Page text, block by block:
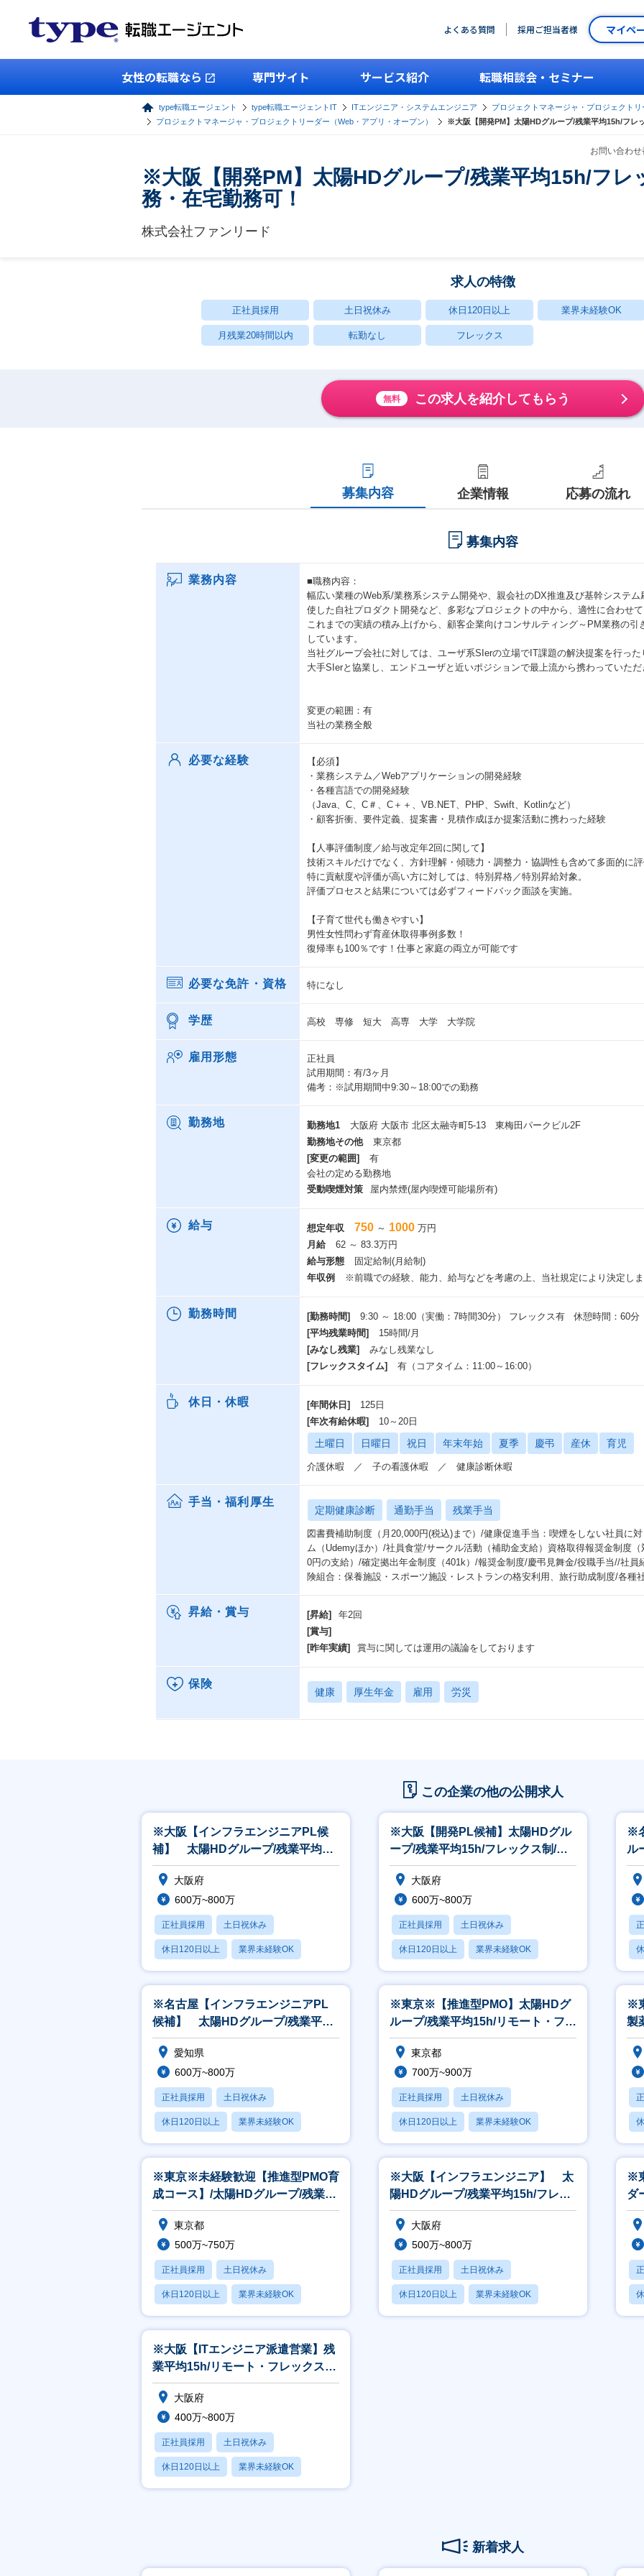
よくある質問 採用ご担当者様 マイペ
女性の転職なら 専門サイト サービス紹介 転職相談会・セミナー
type転職エージェント type転職エージェントIT ITエンジニア・システムエンジニア
プロジェクトマネージャ・プロジェクトリ
プロジェクトマネージャ・プロジェクトリーダー（Web・アプリ・オープン）
※大阪【開発PM】太陽HDグループ/残業平均15h/フレ
お問い合わ
※大阪【開発PM】太陽HDグループ/残業平均15h/フレ
務・在宅勤務可！
株式会社ファンリード
求人の特徴
正社員採用 土日祝休み 休日120日以上 業界未経験OK
月残業20時間以内 転勤なし フレックス
無料 この求人を紹介してもらう
募集内容 企業情報 応募の流れ
募集内容
業務内容
■職務内容：
幅広い業種のWeb系/業務系システム開発や、親会社のDX推進及び基幹システ
使した自社プロダクト開発など、多彩なプロジェクトの中から、適性に合わせ
これまでの実績の積み上げから、顧客企業向けコンサルティング～PM業務の
しています。
当社グループ会社に対しては、ユーザ系SIerの立場でIT課題の解決提案を行っ
大手SIerと協業し、エンドユーザと近いポジションで最上流から携わっていた
変更の範囲：有
当社の業務全般
必要な経験
【必須】
・業務システム／Webアプリケーションの開発経験
・各種言語での開発経験
（Java、C、C＃、C＋＋、VB.NET、PHP、Swift、Kotlinなど）
・顧客折衝、要件定義、提案書・見積作成ほか提案活動に携わった経験
【人事評価制度／給与改定年2回に関して】
技術スキルだけでなく、方針理解・傾聴力・調整力・協調性も含めて多面的に
特に貢献度や評価が高い方に対しては、特別昇格／特別昇給対象。
評価プロセスと結果については必ずフィードバック面談を実施。
【子育て世代も働きやすい】
男性女性問わず育産休取得事例多数！
復帰率も100％です！仕事と家庭の両立が可能です
必要な免許・資格 特になし
学歴 高校 専修 短大 高専 大学 大学院
雇用形態
正社員
試用期間：有/3ヶ月
備考：※試用期間中9:30～18:00での勤務
勤務地 勤務地1
大阪府 大阪市 北区太融寺町5-13 東梅田パークビル2F
勤務地その他
東京都
[変更の範囲]
有
会社の定める勤務地
受動喫煙対策
屋内禁煙(屋内喫煙可能場所有)
給与 想定年収 750 ～ 1000 万円
月給
62 ～ 83.3万円
給与形態
固定給制(月給制)
年収例
※前職での経験、能力、給与などを考慮の上、当社規定により決定し
勤務時間 [勤務時間]
9:30 ～ 18:00（実働：7時間30分） フレックス有 休憩時間：60分
[平均残業時間]
15時間/月
[みなし残業]
みなし残業なし
[フレックスタイム]
有（コアタイム：11:00～16:00）
休日・休暇 [年間休日]
125日
[年次有給休暇]
10～20日
土曜日 日曜日 祝日 年末年始 夏季 慶弔 産休 育児
介護休暇 ／ 子の看護休暇 ／ 健康診断休暇
手当・福利厚生
定期健康診断 通勤手当 残業手当
図書費補助制度（月20,000円(税込)まで）/健康促進手当：喫煙をしない社員に
ム（Udemyほか）/社員食堂/サークル活動（補助金支給）資格取得報奨金制度
0円の支給）/確定拠出年金制度（401k）/報奨金制度/慶弔見舞金/役職手当//社
険組合：保養施設・スポーツ施設・レストランの格安利用、旅行助成制度/各種
昇給・賞与 [昇給]
年2回
[賞与]
[昨年実績]
賞与に関しては運用の議論をしております
保険
健康 厚生年金 雇用 労災
この企業の他の公開求人
※大阪【インフラエンジニアPL候
補】 太陽HDグループ/残業平均
15h/フレックス・リモート有
大阪府
600万~800万
正社員採用 土日祝休み
休日120日以上 業界未経験OK
産休・育休あり
※大阪【開発PL候補】太陽HDグル
ープ/残業平均15h/フレックス制/リ
モート勤務・在宅勤務可！
大阪府
600万~800万
正社員採用 土日祝休み
休日120日以上 業界未経験OK
産休・育休あり
※
ル
リ
※名古屋【インフラエンジニアPL
候補】 太陽HDグループ/残業平均
15h/フレックス・リモート有
愛知県
600万~800万
正社員採用 土日祝休み
休日120日以上 業界未経験OK
産休・育休あり
※東京※【推進型PMO】太陽HDグ
ループ/残業平均15h/リモート・フレ
ックス有！
東京都
700万~900万
正社員採用 土日祝休み
休日120日以上 業界未経験OK
産休・育休あり
※
製
プ/
※東京※未経験歓迎【推進型PMO育
成コース】/太陽HDグループ/残業平
均15h
東京都
500万~750万
正社員採用 土日祝休み
休日120日以上 業界未経験OK
産休・育休あり
※大阪【インフラエンジニア】 太
陽HDグループ/残業平均15h/フレッ
クス・リモート有
大阪府
500万~800万
正社員採用 土日祝休み
休日120日以上 業界未経験OK
産休・育休あり
※
ダ
ド
※大阪【ITエンジニア派遣営業】残
業平均15h/リモート・フレックス制
有/年休125日
大阪府
400万~800万
正社員採用 土日祝休み
休日120日以上 業界未経験OK
産休・育休あり
新着求人